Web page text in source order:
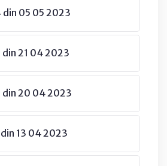
05 05 2023
21 04 2023
din 20 04 2023
13 04 2023